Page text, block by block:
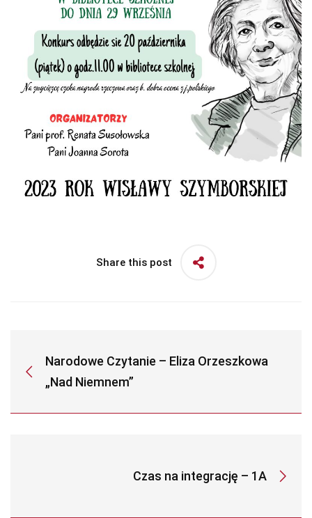
Share this post
Narodowe Czytanie – Eliza Orzeszkowa
„Nad Niemnem”
Czas na integrację – 1A